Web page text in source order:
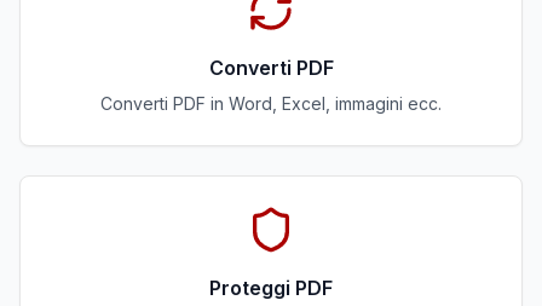
Converti PDF
Converti PDF in Word, Excel, immagini ecc.
Proteggi PDF